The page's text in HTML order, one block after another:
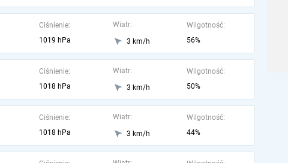
Ciśnienie:
1019 hPa
Wiatr:
3 km/h
Wilgotność:
56%
Ciśnienie:
1018 hPa
Wiatr:
3 km/h
Wilgotność:
50%
Ciśnienie:
1018 hPa
Wiatr:
3 km/h
Wilgotność:
44%